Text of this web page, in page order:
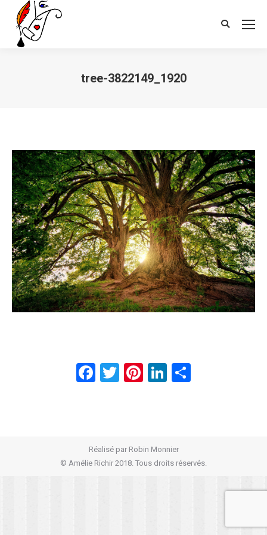
Search:
tree-3822149_1920
Facebook
Twitter
Pinterest
LinkedIn
Réalisé par Robin Monnier
© Amélie Richir 2018. Tous droits réservés.